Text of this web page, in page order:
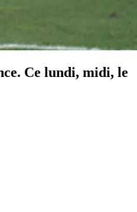
Ce lundi, midi, le